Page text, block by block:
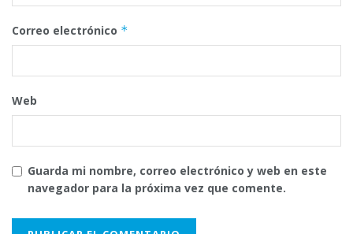
Correo electrónico *
Web
Guarda mi nombre, correo electrónico y web en este
navegador para la próxima vez que comente.